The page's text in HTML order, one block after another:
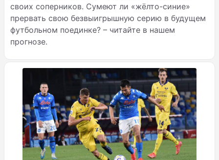
своих соперников. Сумеют ли «жёлто-синие»
прервать свою безвыигрышную серию в будущем
футбольном поединке? – читайте в нашем
прогнозе.